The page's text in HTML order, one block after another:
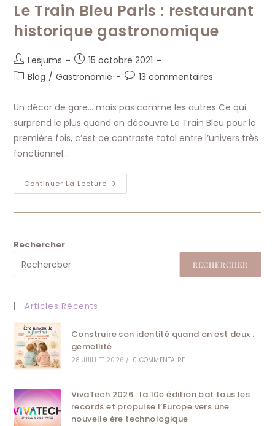
Le Train Bleu Paris : restaurant
historique gastronomique
Auteur/autrice
de
Lesjums
Publication
publiée :
15 octobre 2021
PostBlog / Gastronomie
Commentaires
publication :
13 commentaires
Un décor de gare… mais pas comme les autres Ce qui
surprend le plus quand on découvre Le Train Bleu pour la
première fois, c’est ce contraste total entre l’univers très
fonctionnel…
Continuer La Lecture Le
Train
Paris
Rechercher
RECHERCHER
Articles Récents
Construire son identité quand on est deux :
gemellité
28 JUILLET 2026 / 0 COMMENTAIRE
VivaTech 2026 : la 10e édition bat tous les
records et propulse l’Europe vers une
nouvelle ère technologique